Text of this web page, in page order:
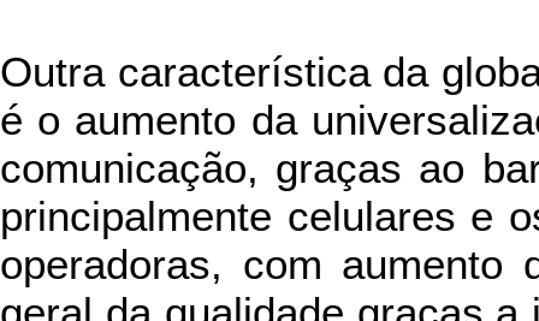
Outra característica da
é o aumento da
comunicação, graças ao
principalmente celulares e
operadoras, com aumento